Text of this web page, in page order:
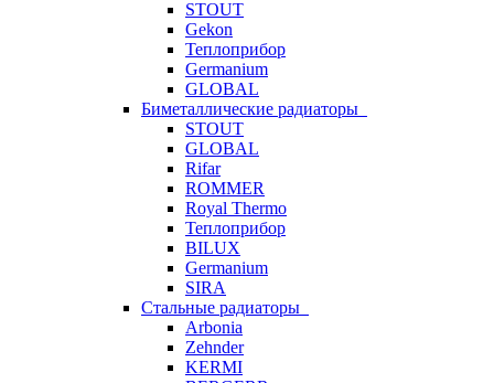
STOUT
Gekon
Теплоприбор
Germanium
GLOBAL
Биметаллические радиаторы
STOUT
GLOBAL
Rifar
ROMMER
Royal Thermo
Теплоприбор
BILUX
Germanium
SIRA
Стальные радиаторы
Arbonia
Zehnder
KERMI